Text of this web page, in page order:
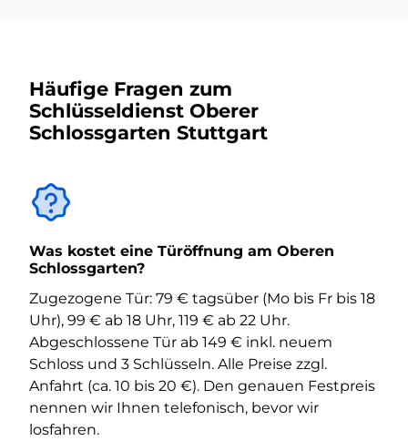
Häufige Fragen zum
Schlüsseldienst Oberer
Schlossgarten Stuttgart
Was kostet eine Türöffnung am Oberen
Schlossgarten?
Zugezogene Tür: 79 € tagsüber (Mo bis Fr bis 18
Uhr), 99 € ab 18 Uhr, 119 € ab 22 Uhr.
Abgeschlossene Tür ab 149 € inkl. neuem
Schloss und 3 Schlüsseln. Alle Preise zzgl.
Anfahrt (ca. 10 bis 20 €). Den genauen Festpreis
nennen wir Ihnen telefonisch, bevor wir
losfahren.